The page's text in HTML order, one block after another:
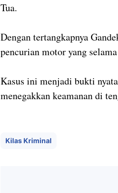
Tua.
Dengan tertangkapnya
pencurian motor yang
Kasus ini menjadi bukti
menegakkan keamanan di
Kilas Kriminal